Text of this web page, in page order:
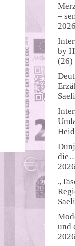
–
2026
by
(26)
2026
und
2026